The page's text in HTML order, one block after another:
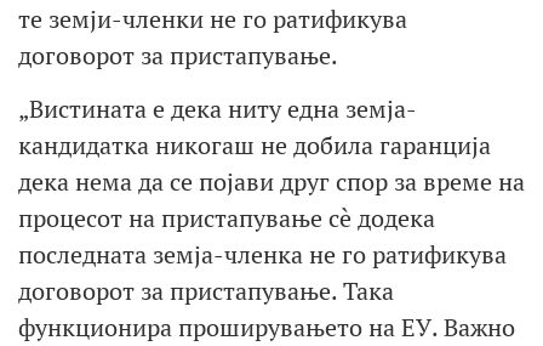
те земји-членки не го ратификува
договорот за пристапување.
„Вистината е дека ниту една земја-
кандидатка никогаш не добила гаранција
дека нема да се појави друг спор за време на
процесот на пристапување сè додека
последната земја-членка не го ратификува
договорот за пристапување. Така
функционира проширувањето на ЕУ. Важно